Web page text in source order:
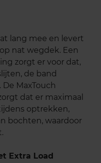
lang mee en levert
nat wegdek. Een
zorgt er voor dat,
de band
MaxTouch
dat er maximaal
optrekken,
bochten, waardoor
Extra Load